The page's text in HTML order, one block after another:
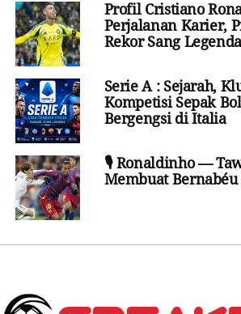
Profil Cristiano
Perjalanan Karier,
Rekor Sang
Serie A : Sejarah,
Kompetisi Sepak
Bergengsi di Italia
🎙️ Ronaldinho —
Membuat